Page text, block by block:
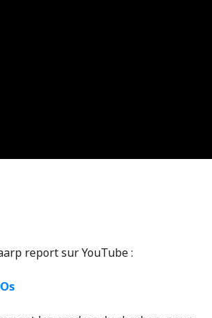
report sur YouTube :